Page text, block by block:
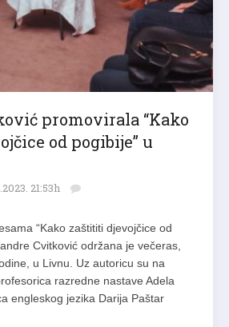
promovirala “Kako
od pogibije” u
21:53h
“Kako zaštititi djevojčice od
Cvitković održana je večeras,
u Livnu. Uz autoricu su na
razredne nastave Adela
engleskog jezika Darija Paštar